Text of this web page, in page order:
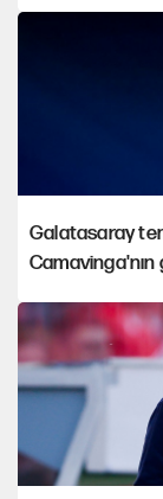
Galatasaray